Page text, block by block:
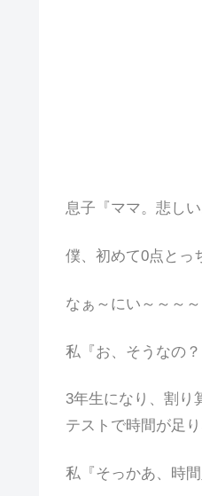
息子『ママ。悲し
僕、初めて0点とっ
なぁ～にい～～～
私『お、そうなの？
3年生になり、割り
テストで時間が足
私『そっかあ、時